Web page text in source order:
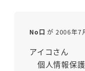
No口 が 2006年7
アイコさん
個人情報保